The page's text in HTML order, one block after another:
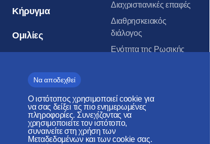
Να αποδεχθεί
Ο ιστότοπος χρησιμοποιεί cookie για
να σας δείξει τις πιο ενημερωμένες
πληροφορίες. Συνεχίζοντας να
χρησιμοποιείτε τον ιστότοπο,
συναινείτε στη χρήση των
Μεταδεδομένων και των cookie σας.
Κήρυγμα
Ομιλίες
Διαχριστιανικές επαφές
Διαθρησκειακός
διάλογος
Ενότητα της Ρωσικής
Αναλύσεις
Άρθρα